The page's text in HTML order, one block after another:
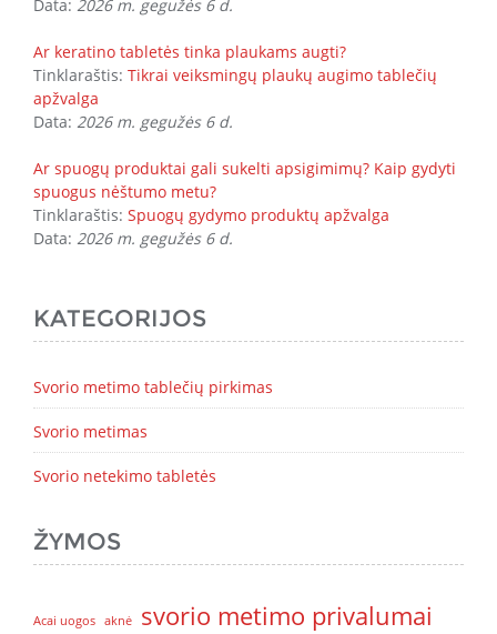
Data: 2026 m. gegužės 6 d.
Ar keratino tabletės tinka plaukams augti?
Tinklaraštis: Tikrai veiksmingų plaukų augimo tablečių
apžvalga
Data: 2026 m. gegužės 6 d.
Ar spuogų produktai gali sukelti apsigimimų? Kaip gydyti
spuogus nėštumo metu?
Tinklaraštis: Spuogų gydymo produktų apžvalga
Data: 2026 m. gegužės 6 d.
KATEGORIJOS
Svorio metimo tablečių pirkimas
Svorio metimas
Svorio netekimo tabletės
ŽYMOS
Acai uogos aknė svorio metimo privalumai